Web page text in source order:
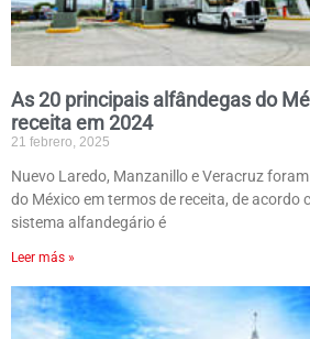
As 20 principais alfândegas do
receita em 2024
21 febrero, 2025
Nuevo Laredo, Manzanillo e Veracruz
do México em termos de receita, de acordo
sistema alfandegário é
Leer más »